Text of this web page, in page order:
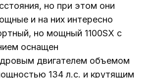
но при этом они
и на них интересно
но мощный 1100SX с
оснащен
двигателем объемом
134 л.с. и крутящим